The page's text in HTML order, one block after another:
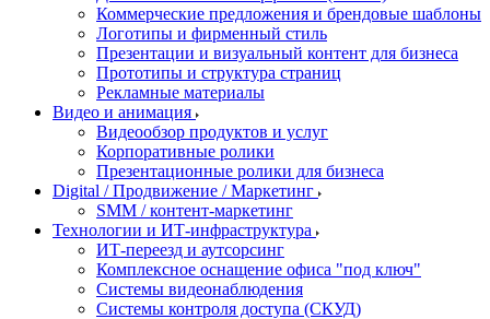
Коммерческие предложения и брендовые шаблоны
Логотипы и фирменный стиль
Презентации и визуальный контент для бизнеса
Прототипы и структура страниц
Рекламные материалы
Видео и анимация
Видеообзор продуктов и услуг
Корпоративные ролики
Презентационные ролики для бизнеса
Digital / Продвижение / Маркетинг
SMM / контент-маркетинг
Технологии и ИТ-инфраструктура
ИТ-переезд и аутсорсинг
Комплексное оснащение офиса "под ключ"
Системы видеонаблюдения
Системы контроля доступа (СКУД)